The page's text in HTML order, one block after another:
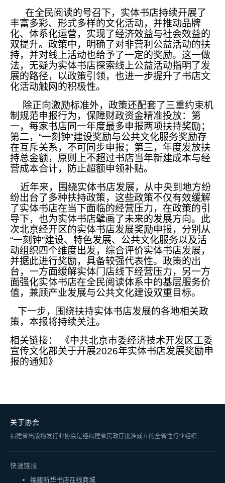
在全民阅读的号召下，实体书店持续开展了
丰富多彩、形式多样的文化活动，并推动品牌
化、体系化运营，实现了经济效益与社会效益的
双提升。政策中，明确了对非营利公益活动的扶
持，并对线上活动也给予了一定的奖励。这一做
法，无疑为实体书店探索线上公益活动指明了发
展的路径，以政策引领，也进一步提升了书店文
化活动触网的积极性。
除正向激励标准外，政策还配套了三重约束机
制规范申报行为，保障财政资金精准投放：第
一，每家书店同一年度最多申报两项扶持奖励；
第二，“一刻钟”建设奖励与公共文化服务奖励存
在互斥关系，不可同步申报；第三，年度发放扶
持总金额，原则上不超过书店当年新建成本与经
营成本合计，防止超额申领补贴。
近年来，围绕实体书店发展，从中央到地方纷
纷出台了多种扶持政策，这些政策不仅有效缓解
了实体书店在当下面临的经营压力，在政策的引
导下，也为实体书店擘画了未来的发展方向。此
次北京经开区的实体书店发展奖励申报，分别从
“一刻钟”建设、特色发展、公共文化服务以及活
动组织四个维度出发，综合评价实体书店发展，
并据此进行奖励，具备较强代表性。政策的出
台，一方面缓解实体门店线下经营压力，另一方
面强化实体书店在全民阅读体系中的基层服务价
值，兼顾产业发展与公共文化建设双重目标。
下一步，围绕扶持实体书店发展的各地相关政
策，本报将持续关注。
相关链接： 《中共北京市委经济技术开发区工委
宣传文化部关于开展2026年实体书店发展奖励申
报的通知》
关于协会
福建省出版物发行业协会是经福建省民政厅批准成立的全省性行业组织
快速链接
福建新华书店在线商城